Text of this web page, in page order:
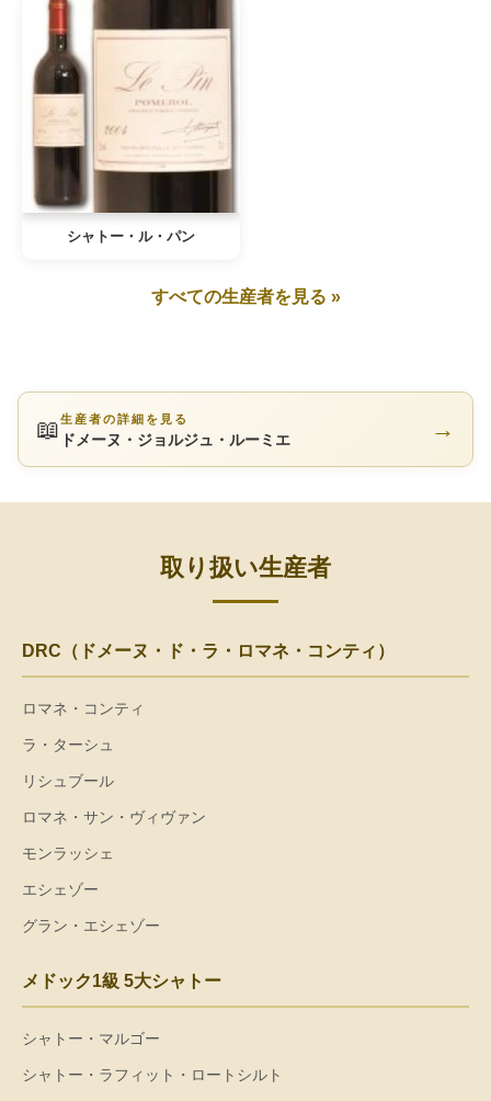
シャトー・ル・パン
すべての生産者を見る »
📖生産者の詳細を見る
ドメーヌ・ジョルジュ・ルーミエ →
取り扱い生産者
DRC（ドメーヌ・ド・ラ・ロマネ・コンティ）
ロマネ・コンティ
ラ・ターシュ
リシュブール
ロマネ・サン・ヴィヴァン
モンラッシェ
エシェゾー
グラン・エシェゾー
メドック1級 5大シャトー
シャトー・マルゴー
シャトー・ラフィット・ロートシルト